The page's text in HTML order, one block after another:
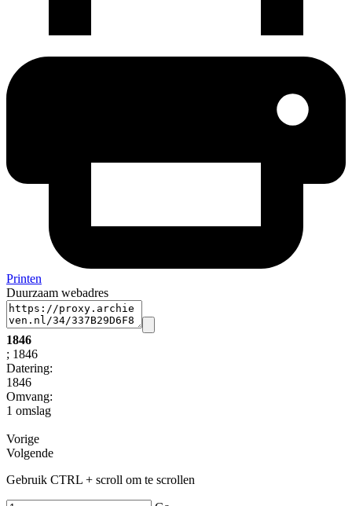
Printen
Duurzaam webadres
1846
; 1846
Datering:
1846
Omvang:
1 omslag
Vorige
Volgende
Gebruik CTRL + scroll om te scrollen